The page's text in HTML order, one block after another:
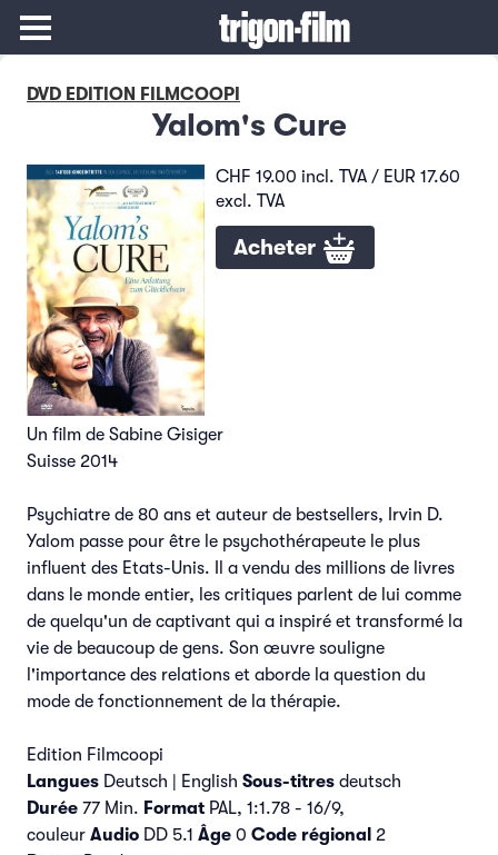
DVD EDITION FILMCOOPI
Yalom's Cure
CHF 19.00 incl. TVA / EUR 17.60
excl. TVA
Acheter
Un film de Sabine Gisiger
Suisse 2014
Psychiatre de 80 ans et auteur de bestsellers, Irvin D.
Yalom passe pour être le psychothérapeute le plus
influent des Etats-Unis. Il a vendu des millions de livres
dans le monde entier, les critiques parlent de lui comme
de quelqu'un de captivant qui a inspiré et transformé la
vie de beaucoup de gens. Son œuvre souligne
l'importance des relations et aborde la question du
mode de fonctionnement de la thérapie.
Edition Filmcoopi
Langues Deutsch | English Sous-titres deutsch
Durée 77 Min. Format PAL, 1:1.78 - 16/9,
couleur Audio DD 5.1 Âge 0 Code régional 2